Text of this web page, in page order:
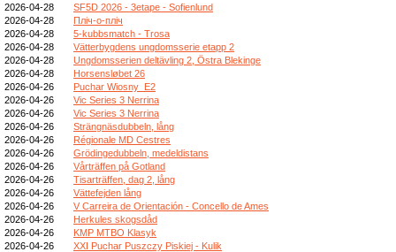
2026-04-28
SF5D 2026 - 3etape - Sofienlund
2026-04-28
Пліч-о-пліч
2026-04-28
5-kubbsmatch - Trosa
2026-04-28
Vätterbygdens ungdomsserie etapp 2
2026-04-28
Ungdomsserien deltävling 2, Östra Blekinge
2026-04-28
Horsensløbet 26
2026-04-26
Puchar Wiosny_E2
2026-04-26
Vic Series 3 Nerrina
2026-04-26
Vic Series 3 Nerrina
2026-04-26
Strängnäsdubbeln, lång
2026-04-26
Régionale MD Cestres
2026-04-26
Grödingedubbeln, medeldistans
2026-04-26
Vårträffen på Gotland
2026-04-26
Tisarträffen, dag 2, lång
2026-04-26
Vättefejden lång
2026-04-26
V Carreira de Orientación - Concello de Ames
2026-04-26
Herkules skogsdåd
2026-04-26
KMP MTBO Klasyk
2026-04-26
XXI Puchar Puszczy Piskiej - Kulik